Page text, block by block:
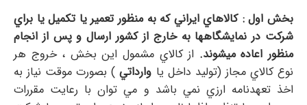
بخش اول : كالاهاي ايراني كه به منظور تعمير يا تكميل يا براي
شركت در نمايشگاهها به خارج از كشور ارسال و پس از انجام
منظور اعاده ميشوند. از كالاي مشمول اين بخش ، خروج هر
نوع كالاي مجاز (توليد داخل يا وارداتي) بصورت موقت نياز به
اخذ تعهدنامه ارزي نمي باشد و مي توان با رعايت مقررات